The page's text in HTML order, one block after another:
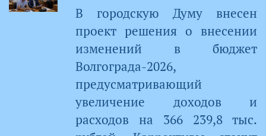
В городскую Думу внесен
проект решения о внесении
изменений в бюджет
Волгограда-2026,
предусматривающий
увеличение доходов и
расходов на 366 239,8 тыс.